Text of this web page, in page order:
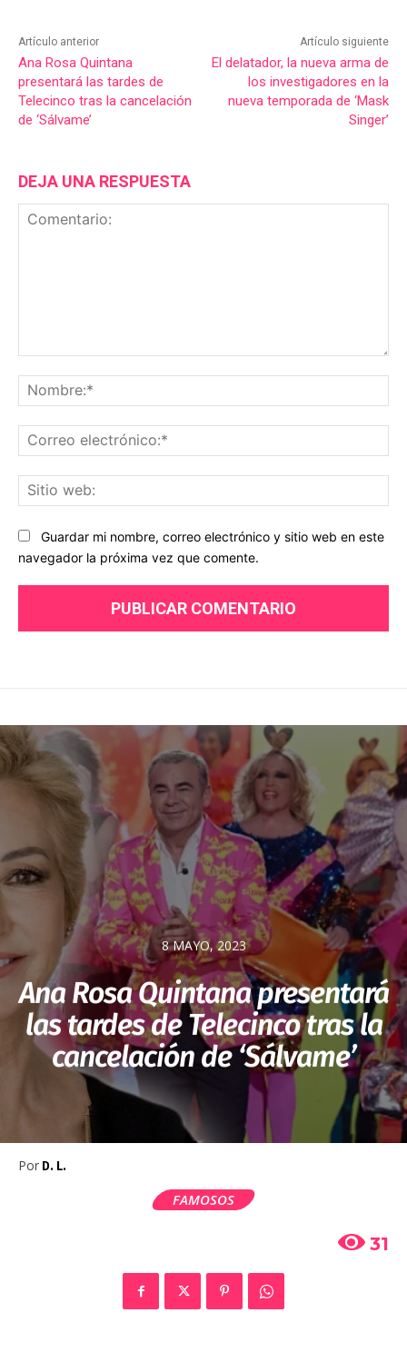
Artículo anterior
Ana Rosa Quintana
presentará las tardes de
Telecinco tras la cancelación
de ‘Sálvame’
Artículo siguiente
El delatador, la nueva arma de
los investigadores en la
nueva temporada de ‘Mask
Singer’
DEJA UNA RESPUESTA
Guardar mi nombre, correo electrónico y sitio web en este
navegador la próxima vez que comente.